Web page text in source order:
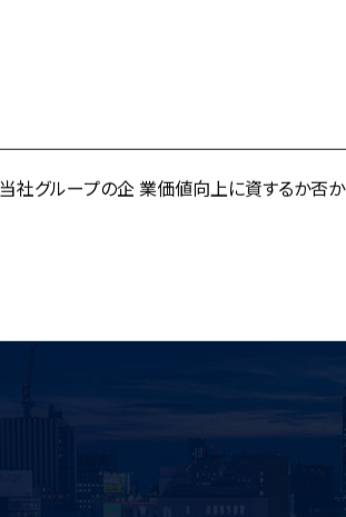
社グループの企 業価値向上に資するか否